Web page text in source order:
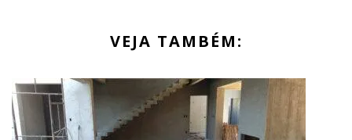
VEJA TAMBÉM: